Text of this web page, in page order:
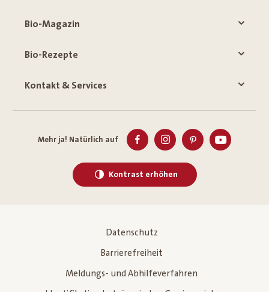
Bio-Magazin
Bio-Rezepte
Kontakt & Services
Mehr ja! Natürlich auf
Kontrast erhöhen
Datenschutz
Barrierefreiheit
Meldungs- und Abhilfeverfahren